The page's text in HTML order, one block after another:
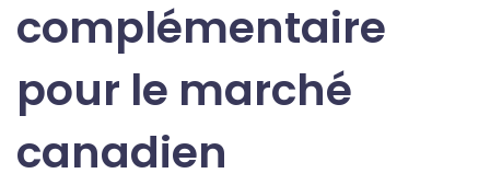
complémentaire
pour le marché
canadien